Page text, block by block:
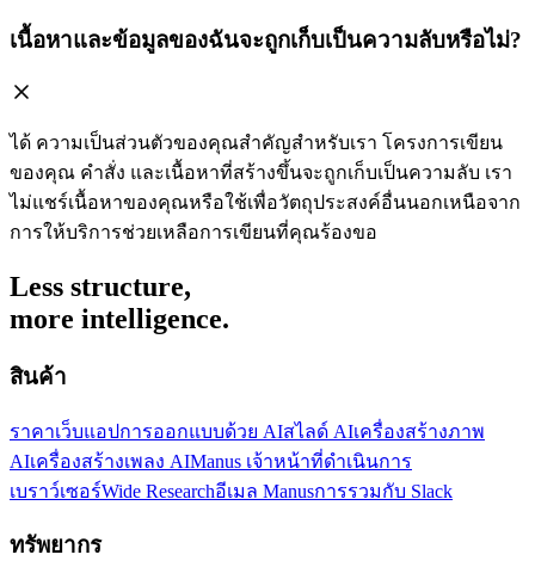
เนื้อหาและข้อมูลของฉันจะถูกเก็บเป็นความลับหรือไม่?
ได้ ความเป็นส่วนตัวของคุณสำคัญสำหรับเรา โครงการเขียน
ของคุณ คำสั่ง และเนื้อหาที่สร้างขึ้นจะถูกเก็บเป็นความลับ เรา
ไม่แชร์เนื้อหาของคุณหรือใช้เพื่อวัตถุประสงค์อื่นนอกเหนือจาก
การให้บริการช่วยเหลือการเขียนที่คุณร้องขอ
Less structure,
more intelligence.
สินค้า
ราคาเว็บแอปการออกแบบด้วย AIสไลด์ AIเครื่องสร้างภาพ
AIเครื่องสร้างเพลง AIManus เจ้าหน้าที่ดำเนินการ
เบราว์เซอร์Wide Researchอีเมล Manusการรวมกับ Slack
ทรัพยากร